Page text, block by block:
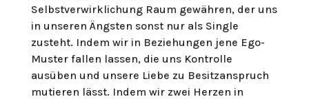
Selbstverwirklichung Raum gewähren, der uns
in unseren Ängsten sonst nur als Single
zusteht. Indem wir in Beziehungen jene Ego-
Muster fallen lassen, die uns Kontrolle
ausüben und unsere Liebe zu Besitzanspruch
mutieren lässt. Indem wir zwei Herzen in